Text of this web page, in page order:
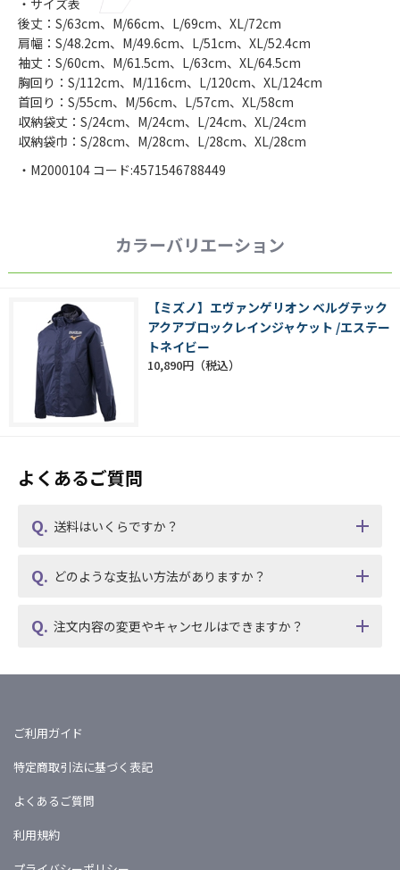
・サイズ表
後丈：S/63cm、M/66cm、L/69cm、XL/72cm
肩幅：S/48.2cm、M/49.6cm、L/51cm、XL/52.4cm
袖丈：S/60cm、M/61.5cm、L/63cm、XL/64.5cm
胸回り：S/112cm、M/116cm、L/120cm、XL/124cm
首回り：S/55cm、M/56cm、L/57cm、XL/58cm
収納袋丈：S/24cm、M/24cm、L/24cm、XL/24cm
収納袋巾：S/28cm、M/28cm、L/28cm、XL/28cm
・M2000104 コード:4571546788449
カラーバリエーション
【ミズノ】エヴァンゲリオン ベルグテック
アクアブロックレインジャケット /エステー
トネイビー
10,890円
よくあるご質問
送料はいくらですか？
どのような支払い方法がありますか？
注文内容の変更やキャンセルはできますか？
ご利用ガイド
特定商取引法に基づく表記
よくあるご質問
利用規約